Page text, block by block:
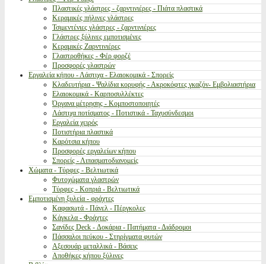
Πλαστικές γλάστρες - ζαρντινιέρες - Πιάτα πλαστικά
Κεραμικές πήλινες γλάστρες
Τσιμεντένιες γλάστρες - ζαρντινιέρες
Γλάστρες ξύλινες εμποτισμένες
Κεραμικές Ζαρντινιέρες
Γλαστροθήκες - Φέρ φορζέ
Προσφορές γλαστρών
Εργαλεία κήπου - Λάστιχα - Ελαιοκομικά - Σπορείς
Κλαδευτήρια - Ψαλίδια κορυφής - Ακροκόφτες γκαζόν- Εμβολιαστήρια
Ελαιοκομικά - Καρποσυλλέκτες
Όργανα μέτρησης - Κομποστοποιητές
Λάστιχα ποτίσματος - Ποτιστικά - Ταχυσύνδεσμοι
Εργαλεία χειρός
Ποτιστήρια πλαστικά
Καρότσια κήπου
Προσφορές εργαλείων κήπου
Σπορείς - Λιπασματοδιανομείς
Χώματα - Τύρφες - Βελτιωτικά
Φυτοχώματα γλαστρών
Τύρφες - Κοπριά - Βελτιωτικά
Εμποτισμένη ξυλεία - φράχτες
Καφασωτά - Πάνελ - Πέργκολες
Κάγκελα - Φράχτες
Σανίδες Deck - Δοκάρια - Πατήματα - Διάδρομοι
Πάσσαλοι πεύκου - Στηρίγματα φυτών
Αξεσουάρ μεταλλικά - Βάσεις
Αποθήκες κήπου ξύλινες